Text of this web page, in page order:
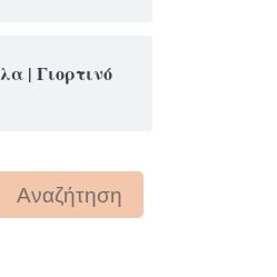
| Γιορτινό